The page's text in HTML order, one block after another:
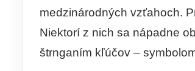
medzinárodných vzťahoch.
Niektorí z nich sa nápadne
štrnganím kľúčov –